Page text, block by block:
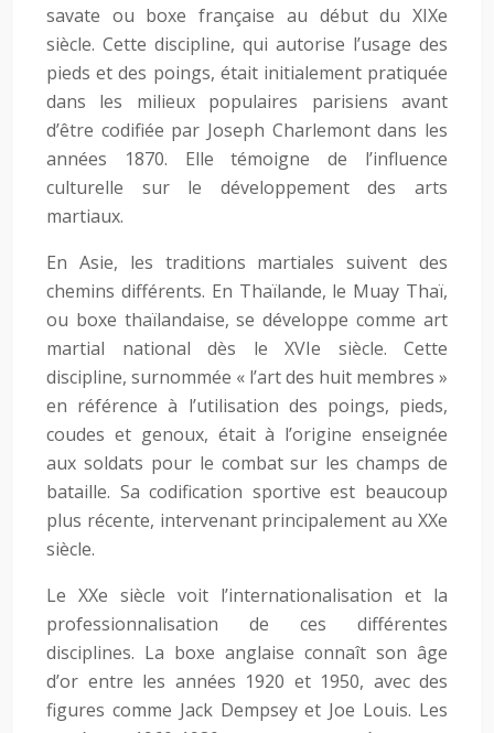
savate ou boxe française au début du XIXe
siècle. Cette discipline, qui autorise l’usage des
pieds et des poings, était initialement pratiquée
dans les milieux populaires parisiens avant
d’être codifiée par Joseph Charlemont dans les
années 1870. Elle témoigne de l’influence
culturelle sur le développement des arts
martiaux.
En Asie, les traditions martiales suivent des
chemins différents. En Thaïlande, le Muay Thaï,
ou boxe thaïlandaise, se développe comme art
martial national dès le XVIe siècle. Cette
discipline, surnommée « l’art des huit membres »
en référence à l’utilisation des poings, pieds,
coudes et genoux, était à l’origine enseignée
aux soldats pour le combat sur les champs de
bataille. Sa codification sportive est beaucoup
plus récente, intervenant principalement au XXe
siècle.
Le XXe siècle voit l’internationalisation et la
professionnalisation de ces différentes
disciplines. La boxe anglaise connaît son âge
d’or entre les années 1920 et 1950, avec des
figures comme Jack Dempsey et Joe Louis. Les